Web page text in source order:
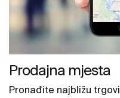
Prodajna mjesta
Pronađite najbližu